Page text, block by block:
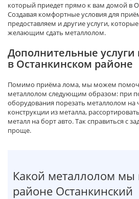
который приедет прямо к вам домой в
Создавая комфортные условия для
предоставляем и другие услуги,
желающим сдать металлолом.
Дополнительные
в Останкинском районе
Помимо приёма лома, мы можем
металлолом следующим образом: при
оборудования порезать металлолом на
конструкции из металла,
металл на борт авто. Так справиться с
проще.
Какой металлолом
районе Останкинский